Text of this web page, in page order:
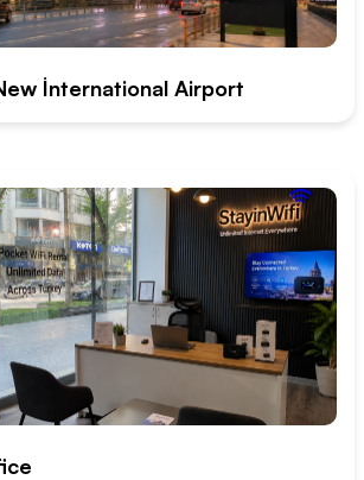
İnternational Airport